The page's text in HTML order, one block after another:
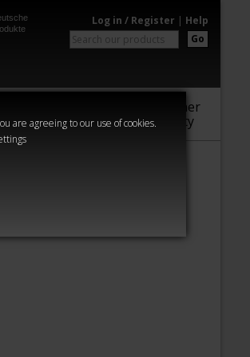
are agreeing to our use of cookies.
Log in / Register | Help
Go
Warhammer
Community